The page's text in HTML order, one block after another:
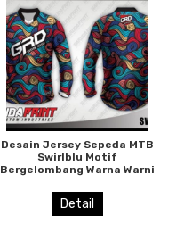
Desain Jersey Sepeda MTB
Swirlblu Motif
Bergelombang Warna Warni
Detail